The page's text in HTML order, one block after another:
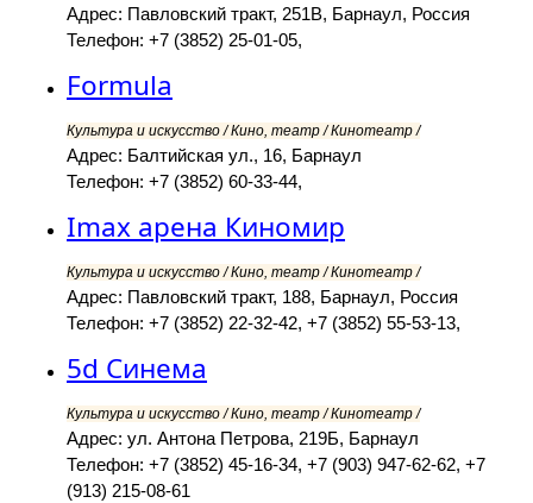
Адрес: Павловский тракт, 251В, Барнаул, Россия
Телефон: +7 (3852) 25-01-05,
Formula
Культура и искусство / Кино, театр / Кинотеатр /
Адрес: Балтийская ул., 16, Барнаул
Телефон: +7 (3852) 60-33-44,
Imax арена Киномир
Культура и искусство / Кино, театр / Кинотеатр /
Адрес: Павловский тракт, 188, Барнаул, Россия
Телефон: +7 (3852) 22-32-42, +7 (3852) 55-53-13,
5d Синема
Культура и искусство / Кино, театр / Кинотеатр /
Адрес: ул. Антона Петрова, 219Б, Барнаул
Телефон: +7 (3852) 45-16-34, +7 (903) 947-62-62, +7
(913) 215-08-61